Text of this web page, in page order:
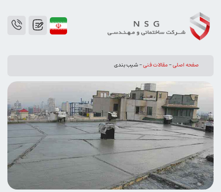
صفحه اصلی-مقالات فنی-شیب بندی